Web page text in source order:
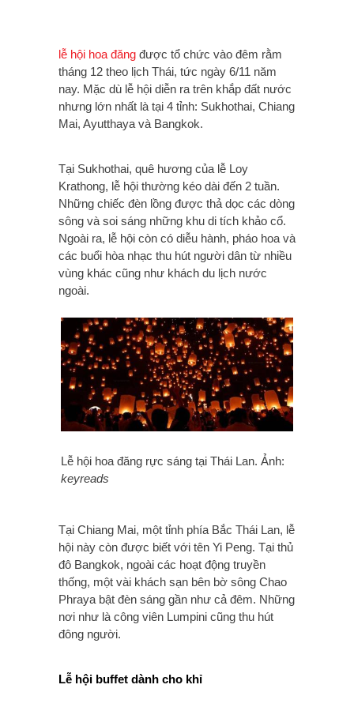
lễ hội hoa đăng được tổ chức vào đêm rằm
tháng 12 theo lịch Thái, tức ngày 6/11 năm
nay. Mặc dù lễ hội diễn ra trên khắp đất nước
nhưng lớn nhất là tại 4 tỉnh: Sukhothai, Chiang
Mai, Ayutthaya và Bangkok.
Tại Sukhothai, quê hương của lễ Loy
Krathong, lễ hội thường kéo dài đến 2 tuần.
Những chiếc đèn lồng được thả dọc các dòng
sông và soi sáng những khu di tích khảo cổ.
Ngoài ra, lễ hội còn có diễu hành, pháo hoa và
các buổi hòa nhạc thu hút người dân từ nhiều
vùng khác cũng như khách du lịch nước
ngoài.
Lễ hội hoa đăng rực sáng tại Thái Lan. Ảnh:
keyreads
Tại Chiang Mai, một tỉnh phía Bắc Thái Lan, lễ
hội này còn được biết với tên Yi Peng. Tại thủ
đô Bangkok, ngoài các hoạt động truyền
thống, một vài khách sạn bên bờ sông Chao
Phraya bật đèn sáng gần như cả đêm. Những
nơi như là công viên Lumpini cũng thu hút
đông người.
Lễ hội buffet dành cho khỉ